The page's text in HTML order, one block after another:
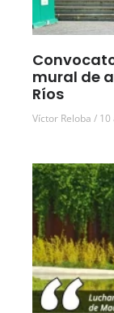
mural de
Ríos
Víctor Reloba 10